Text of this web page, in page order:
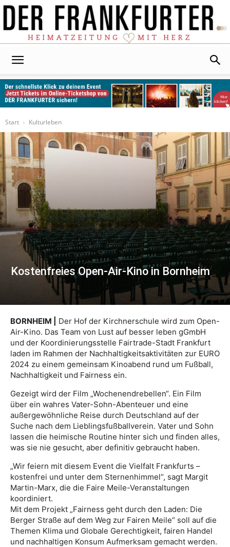
Start
Kulturleben
Kostenfreies Open-Air-Kino in Bornheim
BORNHEIM |
Der Hof der Kirchnerschule wird zum Open-
Air-Kino. Das Team von Lust auf besser leben gGmbH
und der Koordinierungsstelle Fairtrade-Stadt Frankfurt
laden im Rahmen der Nachhaltigkeitsaktivitäten zur EURO
2024 zu einem gemeinsam Kinoabend rund um Fußball,
Nachhaltigkeit und Fairness ein.
Gezeigt wird der Film „Wochenendrebellen“. Ein Film
über ein wahres Vater-Sohn-Abenteuer und eine
außergewöhnliche Reise durch Deutschland auf der
Suche nach dem Lieblingsfußballverein. Vater und Sohn
lassen die heimische Routine hinter sich und finden alles,
was sie nie gesucht, aber definitiv gebraucht haben.
„Wir feiern mit diesem Event die Vielfalt Frankfurts –
kostenfrei und unter dem Sternenhimmel“, sagt Margit
Martin-Marx, die die Faire Meile-Veranstaltungen
koordiniert.
Mit dem Projekt „Fairness geht durch den Laden: Die
Berger Straße auf dem Weg zur Fairen Meile“ soll auf die
Themen Klima und Globale Gerechtigkeit, fairen Handel
und nachhaltigen Konsum Aufmerksam gemacht werden.